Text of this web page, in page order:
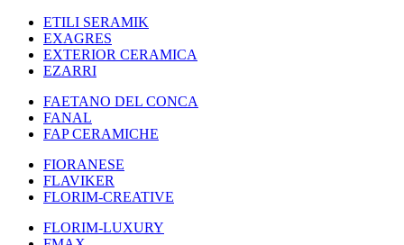
ETILI SERAMIK
EXAGRES
EXTERIOR CERAMICA
EZARRI
FAETANO DEL CONCA
FANAL
FAP CERAMICHE
FIORANESE
FLAVIKER
FLORIM-CREATIVE
FLORIM-LUXURY